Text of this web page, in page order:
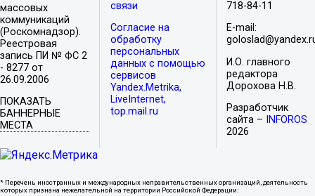
массовых
коммуникаций
(Роскомнадзор).
Реестровая
запись ПИ № ФС 2
- 8277 от
26.09.2006
ПОКАЗАТЬ
БАННЕРНЫЕ
МЕСТА
связи
Согласие на
обработку
персональных
данных с помощью
сервисов
Yandex.Metrika,
LiveInternet,
top.mail.ru
718-84-11
E-mail:
И.О. главного
редактора
Дорохова Н.В.
Разработчик
сайта –
INFOROS
2026
* Перечень иностранных и международных неправительственных организаций, деятельность
которых признана нежелательной на территории Российской Федерации: